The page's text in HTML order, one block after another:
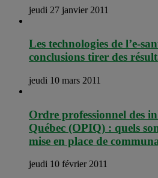
jeudi 27 janvier 2011
Les technologies de l’e-
conclusions tirer des
jeudi 10 mars 2011
Ordre professionnel des
Québec (OPIQ) : quels
mise en place de
jeudi 10 février 2011